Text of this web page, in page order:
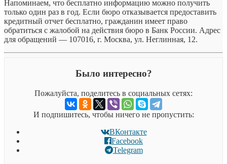
Напоминаем, что бесплатно информацию можно получить
только один раз в год. Если бюро отказывается предоставить
кредитный отчет бесплатно, гражданин имеет право
обратиться с жалобой на действия бюро в Банк России. Адрес
для обращений — 107016, г. Москва, ул. Неглинная, 12.
Было интересно?
Пожалуйста, поделитесь в социальных сетях:
И подпишитесь, чтобы ничего не пропустить:
ВКонтакте
Facebook
Telegram